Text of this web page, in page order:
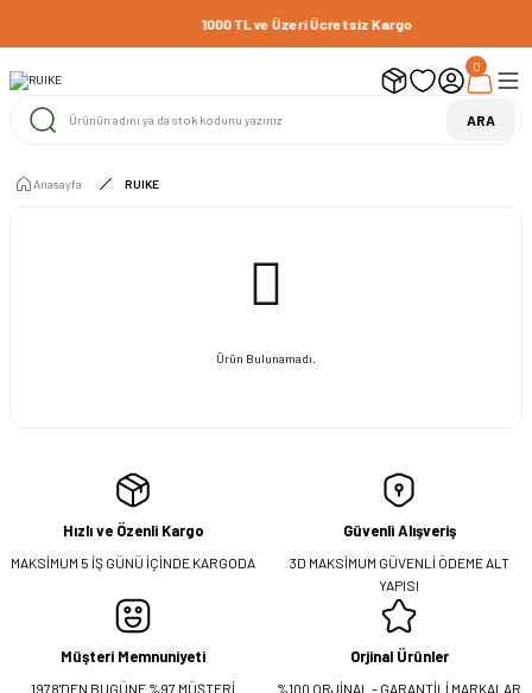
1000 TL ve Üzeri Ücretsiz Kargo
ARA
0
Anasayfa RUIKE
Ürün Bulunamadı.
Hızlı ve Özenli Kargo
MAKSİMUM 5 İŞ GÜNÜ İÇİNDE KARGODA
Güvenli Alışveriş
3D MAKSİMUM GÜVENLİ ÖDEME ALT
YAPISI
Müşteri Memnuniyeti
1978'DEN BUGÜNE %97 MÜŞTERİ
Orjinal Ürünler
%100 ORJİNAL - GARANTİLİ MARKALAR